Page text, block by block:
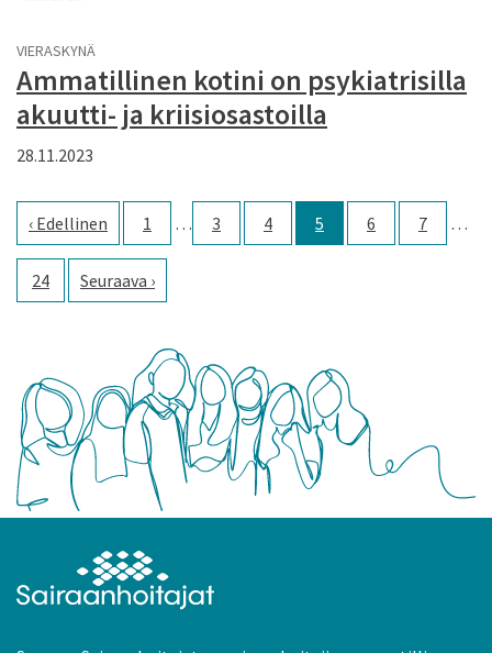
VIERASKYNÄ
Ammatillinen kotini on psykiatrisilla
akuutti- ja kriisiosastoilla
28.11.2023
Edellinen 1 … 3 4 5 6 7 …
24 Seuraava